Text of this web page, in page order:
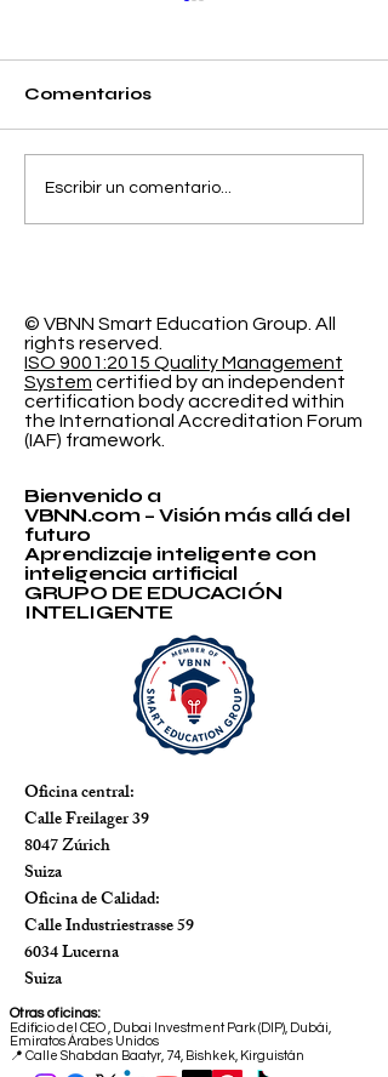
Separando la
Precisión y el Error
Comentarios
Escribir un comentario...
© VBNN Smart Education Group. All
rights reserved.
ISO 9001:2015 Quality Management
System certified by an independent
certification body accredited within
the International Accreditation Forum
(IAF) framework.
Bienvenido a
VBNN.com – Visión más allá del
futuro
Aprendizaje inteligente con
inteligencia artificial
GRUPO DE EDUCACIÓN
INTELIGENTE
Oficina central:
Calle Freilager 39
8047 Zúrich
Suiza
Oficina de Calidad:
Calle Industriestrasse 59
6034 Lucerna
Suiza
Otras oficinas:
Edificio del CEO
Dubai Investment Park (DIP), Dubái,
Emiratos Árabes Unidos
📍 Calle Shabdan Baatyr, 74, Bishkek, Kirguistán